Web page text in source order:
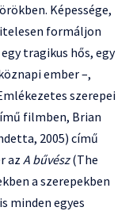
Képessége,
formáljon
tragikus hős, egy
ember –,
szerepei
filmben, Brian
2005) című
az A bűvész(The
a szerepekben
minden egyes